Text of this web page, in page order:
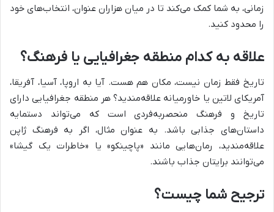
زمانی، به شما کمک می‌کند تا در میان هزاران عنوان، انتخاب‌های خود
را محدود کنید.
علاقه به کدام منطقه جغرافیایی یا فرهنگ؟
تاریخ فقط زمان نیست، مکان هم هست. آیا به اروپا، آسیا، آفریقا،
آمریکای لاتین یا خاورمیانه علاقه‌مندید؟ هر منطقه جغرافیایی دارای
تاریخ و فرهنگ منحصربه‌فردی است که می‌تواند دستمایه
داستان‌های جذابی باشد. به عنوان مثال، اگر به فرهنگ ژاپن
علاقه‌مندید، رمان‌هایی مانند «پاچینکو» یا «خاطرات یک گیشا»
می‌توانند برایتان جذاب باشند.
ترجیح شما چیست؟